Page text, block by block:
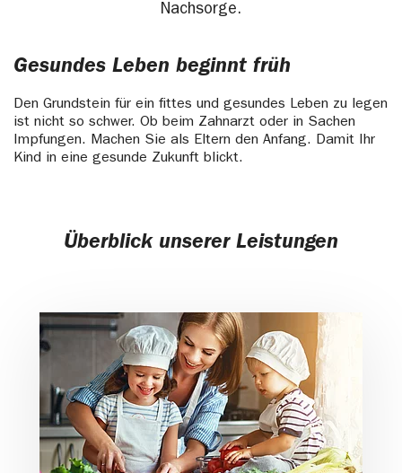
Nachsorge.
Gesundes Leben beginnt früh
Den Grundstein für ein fittes und gesundes Leben zu legen
ist nicht so schwer. Ob beim Zahnarzt oder in Sachen
Impfungen. Machen Sie als Eltern den Anfang. Damit Ihr
Kind in eine gesunde Zukunft blickt.
Überblick unserer Leistungen